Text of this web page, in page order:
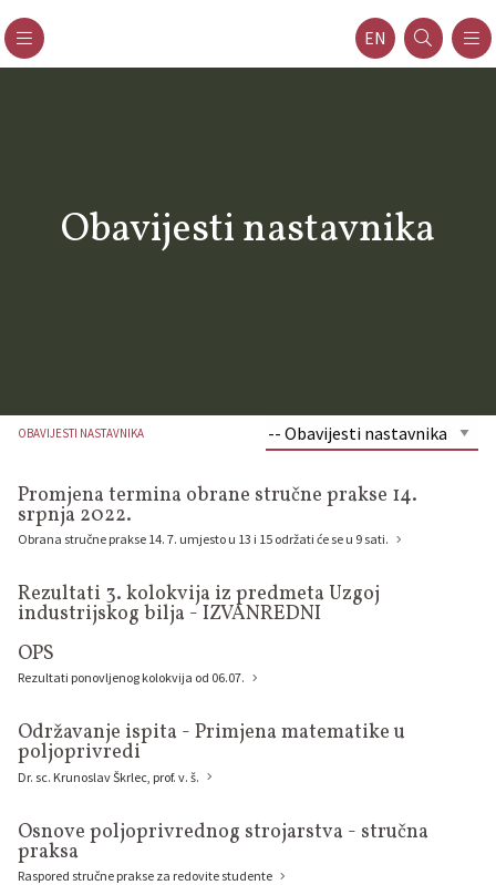
EN
Obavijesti nastavnika
OBAVIJESTI NASTAVNIKA
Promjena termina obrane stručne prakse 14.
srpnja 2022.
Obrana stručne prakse 14. 7. umjesto u 13 i 15 održati će se u 9 sati.
Rezultati 3. kolokvija iz predmeta Uzgoj
industrijskog bilja - IZVANREDNI
OPS
Rezultati ponovljenog kolokvija od 06.07.
Održavanje ispita - Primjena matematike u
poljoprivredi
Dr. sc. Krunoslav Škrlec, prof. v. š.
Osnove poljoprivrednog strojarstva - stručna
praksa
Raspored stručne prakse za redovite studente